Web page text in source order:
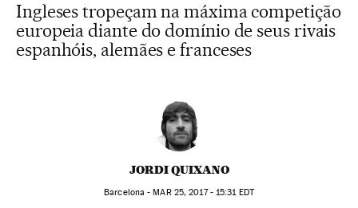
Ingleses tropeçam na máxima competição
europeia diante do domínio de seus rivais
espanhóis, alemães e franceses
JORDI QUIXANO
Barcelona -MAR25, 2017 - 15:31EDT